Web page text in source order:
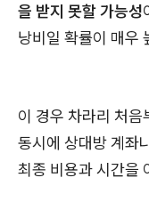
을 받지 못할 가능성
낭비일 확률이 매우
이 경우 차라리 처
동시에 상대방 계좌
최종 비용과 시간을